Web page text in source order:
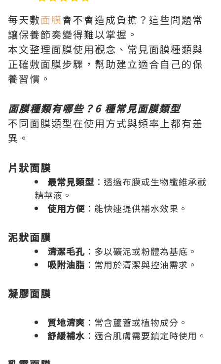
每天敷面膜會不會造成負擔？這些問題常
讓保養節奏變得難以掌握。
本文整理面膜使用觀念、常見面膜種類與
正確敷面膜步驟，幫助建立適合自己的保
養習慣。
面膜種類有哪些？6 種常見面膜類型
不同面膜類型在使用方式與頻率上都有差
異。
片狀面膜
最常見類型 ：透過布膜或生物纖維承載
精華液。
使用方便 ：能快速提供補水效果。
泥狀面膜
清潔毛孔 ：多以礦泥或粉體為基底。
吸附油脂 ：常用於清潔與控油需求。
凝膠面膜
質地清爽 ：常含蘆薈或植物成分。
舒緩補水 ：適合肌膚需要鎮定時使用。